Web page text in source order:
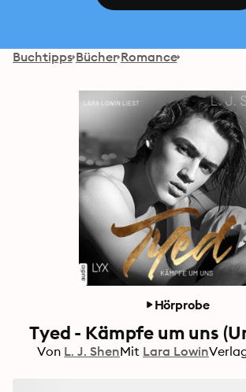
Buchtipps Bücher Romance
Hörprobe
Tyed - Kämpfe um uns
Von L. J. ShenMit Lara Lowin